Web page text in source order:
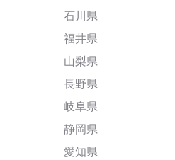
石川県
福井県
山梨県
長野県
岐阜県
静岡県
愛知県